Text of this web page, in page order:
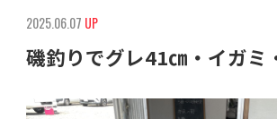
2025.06.07 UP
磯釣りでグレ41㎝・イガミ